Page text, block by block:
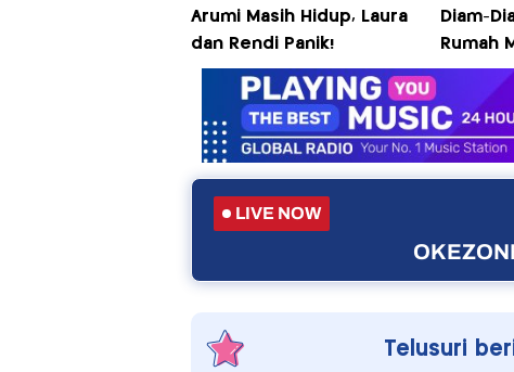
Arumi Masih Hidup, Laura
dan Rendi Panik!
Diam-
Rumah
LIVE NOW
Telusuri